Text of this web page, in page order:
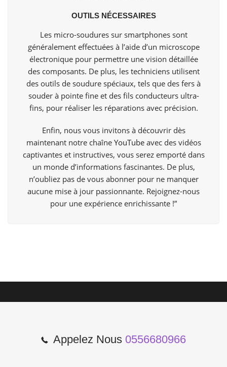
OUTILS NÉCESSAIRES
Les micro-soudures sur smartphones sont
généralement effectuées à l’aide d’un microscope
électronique pour permettre une vision détaillée
des composants. De plus, les techniciens utilisent
des outils de soudure spéciaux, tels que des fers à
souder à pointe fine et des fils conducteurs ultra-
fins, pour réaliser les réparations avec précision.
Enfin, nous vous invitons à découvrir dès
maintenant notre chaîne YouTubeavec des vidéos
captivantes et instructives, vous serez emporté dans
un monde d’informations fascinantes. De plus,
n’oubliez pas de vous abonner pour ne manquer
aucune mise à jour passionnante. Rejoignez-nous
pour une expérience enrichissante !”
Appelez Nous 0556680966